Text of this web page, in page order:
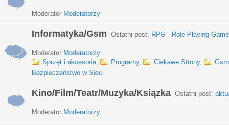
Moderator Moderatorzy
Informatyka/Gsm Ostatni post: RPG - Role Playing
Moderator Moderatorzy
Sprzęt i akcesoria, Programy, Ciekawe Strony,
Gsm
Bezpieczeństwo w Sieci
Kino/Film/Teatr/Muzyka/Ksiązka Ostatni post:
Moderator Moderatorzy